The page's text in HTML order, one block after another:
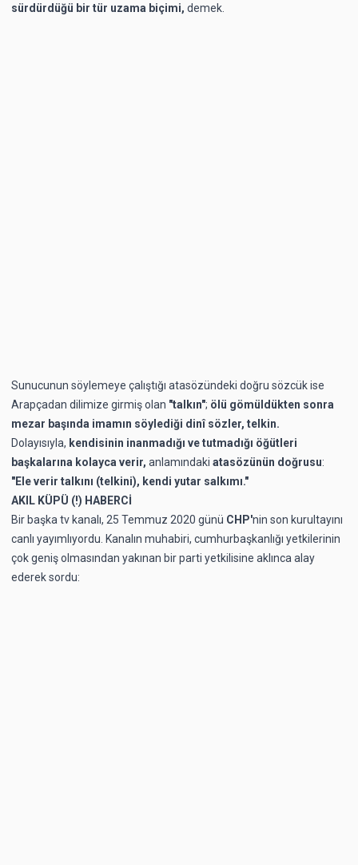
sürdürdüğü bir tür uzama biçimi, demek.
Sunucunun söylemeye çalıştığı atasözündeki doğru sözcük ise
Arapçadan dilimize girmiş olan "talkın"; ölü gömüldükten sonra
mezar başında imamın söylediği dinî sözler, telkin.
Dolayısıyla, kendisinin inanmadığı ve tutmadığı öğütleri
başkalarına kolayca verir, anlamındaki atasözünün doğrusu:
"Ele verir talkını (telkini), kendi yutar salkımı."
AKIL KÜPÜ (!) HABERCİ
Bir başka tv kanalı, 25 Temmuz 2020 günü CHP'nin son kurultayını
canlı yayımlıyordu. Kanalın muhabiri, cumhurbaşkanlığı yetkilerinin
çok geniş olmasından yakınan bir parti yetkilisine aklınca alay
ederek sordu: